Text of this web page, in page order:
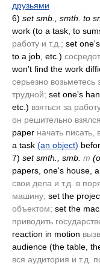
друзьями
6) set smb., smth. to
work (to a task, to
работу и т.д.; set
to a job, etc.)
won't find the work
серьезно
трудной; set one's
etc.) взяться за
он решительно
paper начать писать,
a task (an object)
7) set smth., smb. т
papers, one's house,
свои дела и т.д. в
машину; set the
объектом; set the
приводить
reaction in motion
audience (the table,
вся аудитория и т.д.